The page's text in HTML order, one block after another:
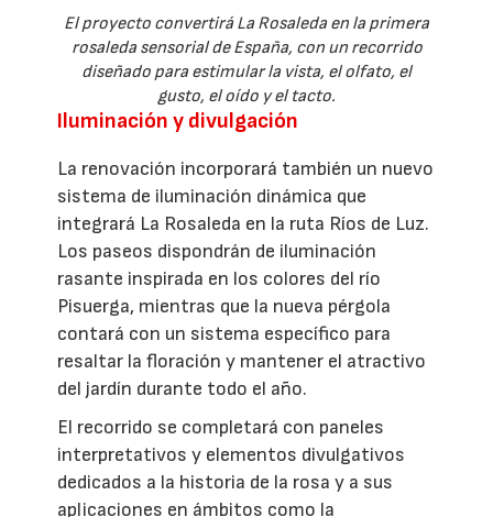
El proyecto convertirá La Rosaleda en la primera
rosaleda sensorial de España, con un recorrido
diseñado para estimular la vista, el olfato, el
gusto, el oído y el tacto.
Iluminación y divulgación
La renovación incorporará también un nuevo
sistema de iluminación dinámica que
integrará La Rosaleda en la ruta Ríos de Luz.
Los paseos dispondrán de iluminación
rasante inspirada en los colores del río
Pisuerga, mientras que la nueva pérgola
contará con un sistema específico para
resaltar la floración y mantener el atractivo
del jardín durante todo el año.
El recorrido se completará con paneles
interpretativos y elementos divulgativos
dedicados a la historia de la rosa y a sus
aplicaciones en ámbitos como la